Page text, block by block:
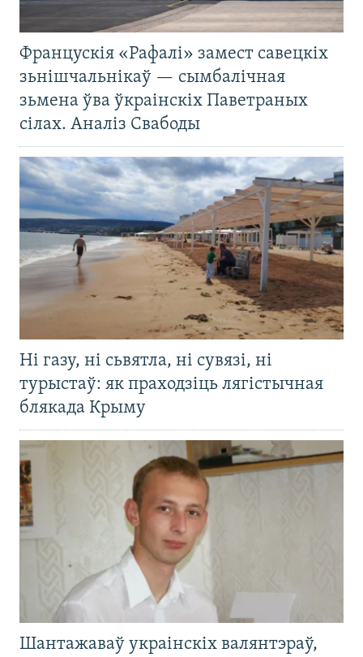
Францускія «Рафалі» замест савецкіх
зьнішчальнікаў — сымбалічная
зьмена ўва ўкраінскіх Паветраных
сілах. Аналіз Свабоды
Ні газу, ні сьвятла, ні сувязі, ні
турыстаў: як праходзіць лягістычная
блякада Крыму
Шантажаваў украінскіх валянтэраў,